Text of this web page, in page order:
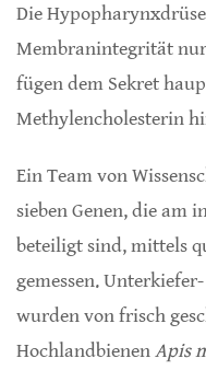
Die
Membranintegrität
fügen dem Sekret
Methylencholesterin
Ein Team von
sieben Genen, die am
beteiligt sind, mittels
gemessen.
wurden von frisch
HochlandbienenApis